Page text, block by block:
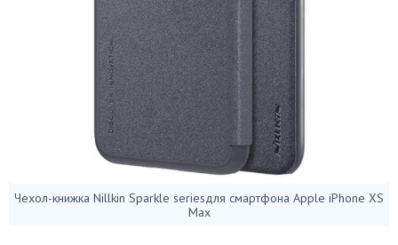
Чехол-книжка Nillkin Sparkle seriesдля смартфона Apple iPhone XS
Max